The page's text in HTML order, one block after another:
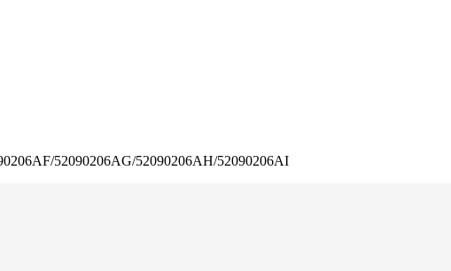
52090206AG/52090206AH/52090206AI